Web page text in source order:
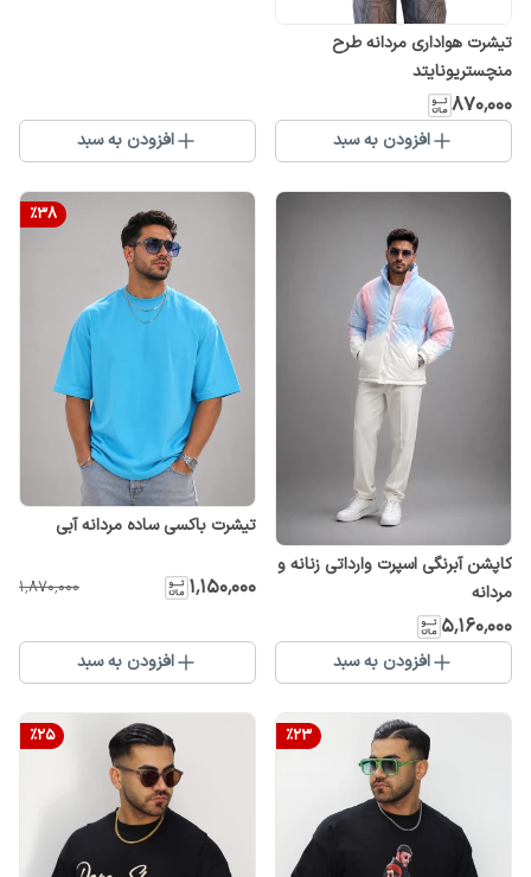
تیشرت هواداری مردانه طرح
منچستریونایتد
۸۷۰٬۰۰۰
افزودن به سبد افزودن به سبد
کاپشن آبرنگی اسپرت وارداتی زنانه و
مردانه
۵٬۱۶۰٬۰۰۰
افزودن به سبد
%38
تیشرت باکسی ساده مردانه آبی
۱٬۱۵۰٬۰۰۰ ۱٬۸۷۰٬۰۰۰
افزودن به سبد
%23
%25